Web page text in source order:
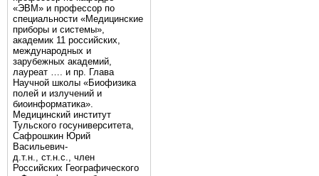
«ЭВМ» и профессор по
специальности «Медицинские
приборы и системы»,
академик 11 российских,
международных и
зарубежных академий,
лауреат …. и пр. Глава
Научной школы «Биофизика
полей и излучений и
биоинформатика».
Медицинский институт
Тульского госуниверситета,
Сафрошкин Юрий
Васильевич-
д.т.н., ст.н.с., член
Российских Географического